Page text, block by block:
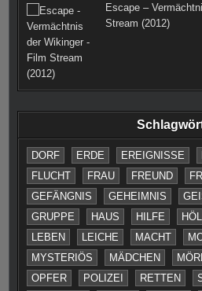
Escape –
Stream (2012)
DORF ERDE EREIGNISSE
FLUCHT
FRAU FREUND
GEFÄNGNIS
GEHEIMNIS
GRUPPE
HAUS HILFE
LEBEN
LEICHE MACHT
MYSTERIÖS
MÄDCHEN
OPFER
POLIZEI RETTEN